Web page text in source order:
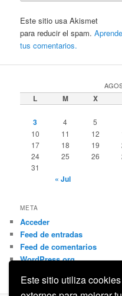
Este sitio utiliza
Este sitio usa Akismet
para reducir el spam.
tus comentarios.
L M X
3 4 5
10
11 12
17
18 19
24
25 26
31
« Jul
META
Acceder
Feed de entradas
Feed de comentarios
WordPress.org